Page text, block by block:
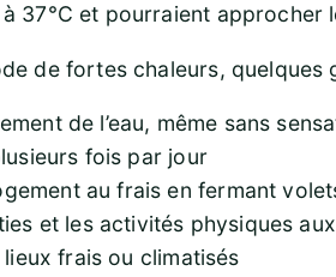
37°C et pourraient approcher
de fortes chaleurs,
de l’eau, même sans
fois par jour
au frais en fermant
et les activités physiques
frais ou climatisés